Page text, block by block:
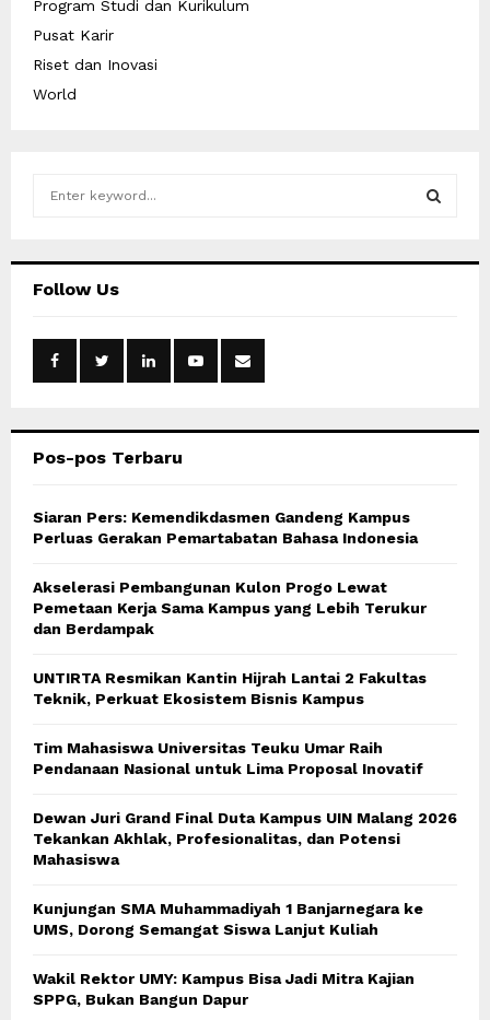
Program Studi dan Kurikulum
Pusat Karir
Riset dan Inovasi
World
hFollow Us
Pos-pos Terbaru
Siaran Pers: Kemendikdasmen Gandeng Kampus
Perluas Gerakan Pemartabatan Bahasa Indonesia
Akselerasi Pembangunan Kulon Progo Lewat
Pemetaan Kerja Sama Kampus yang Lebih Terukur
dan Berdampak
UNTIRTA Resmikan Kantin Hijrah Lantai 2 Fakultas
Teknik, Perkuat Ekosistem Bisnis Kampus
Tim Mahasiswa Universitas Teuku Umar Raih
Pendanaan Nasional untuk Lima Proposal Inovatif
Dewan Juri Grand Final Duta Kampus UIN Malang 2026
Tekankan Akhlak, Profesionalitas, dan Potensi
Mahasiswa
Kunjungan SMA Muhammadiyah 1 Banjarnegara ke
UMS, Dorong Semangat Siswa Lanjut Kuliah
Wakil Rektor UMY: Kampus Bisa Jadi Mitra Kajian
SPPG, Bukan Bangun Dapur